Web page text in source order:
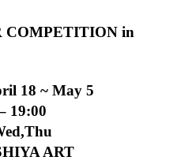
COMPETITION in
18 ~ May 5
19:00
ART